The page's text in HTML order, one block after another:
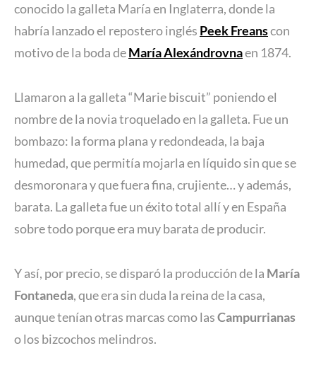
conocido la galleta María en Inglaterra, donde la
habría lanzado el repostero inglés Peek Freanscon
motivo de la boda deMaría Alexándrovnaen 1874.
Llamaron a la galleta “Marie biscuit” poniendo el
nombre de la novia troquelado en la galleta. Fue un
bombazo: la forma plana y redondeada, la baja
humedad, que permitía mojarla en líquido sin que se
desmoronara y que fuera fina, crujiente… y además,
barata. La galleta fue un éxito total allí y en España
sobre todo porque era muy barata de producir.
Y así, por precio, se disparó la producción de la María
Fontaneda, que era sin duda la reina de la casa,
aunque tenían otras marcas como lasCampurrianas
o los bizcochos melindros.